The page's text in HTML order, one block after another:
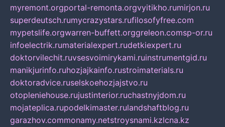
myremont.orgportal-remonta.orgvyitikho.rumirjon.ru
superdeutsch.rumycrazystars.rufilosofyfree.com
mypetslife.orgwarren-buffett.orggreleon.comsp-or.ru
infoelectrik.rumaterialexpert.rudetkiexpert.ru
doktorvilechit.ruvsesvoimirykami.ruinstrumentgid.ru
manikjurinfo.ruhozjajkainfo.rustroimaterials.ru
doktoradvice.ruselskoehozjajstvo.ru
otopleniehouse.rujustinterior.ruchastnyjdom.ru
mojateplica.rupodelkimaster.rulandshaftblog.ru
garazhov.commonamy.netstroysnami.kzlcna.kz